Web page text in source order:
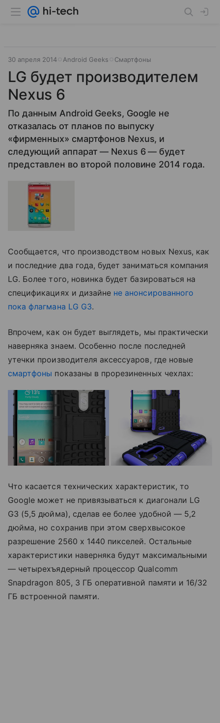
30 апреля 2014 Android Geeks Смартфоны
LG будет производителем
Nexus 6
По данным Android Geeks, Google не
отказалась от планов по выпуску
«фирменных» смартфонов Nexus, и
следующий аппарат — Nexus 6 — будет
представлен во второй половине 2014 года.
Сообщается, что производством новых Nexus, как
и последние два года, будет заниматься компания
LG. Более того, новинка будет базироваться на
спецификациях и дизайне не анонсированного
пока флагмана LG G3.
Впрочем, как он будет выглядеть, мы практически
наверняка знаем. Особенно после последней
утечки производителя аксессуаров, где новые
смартфоны показаны в прорезиненных чехлах:
Что касается технических характеристик, то
Google может не привязываться к диагонали LG
G3 (5,5 дюйма), сделав ее более удобной — 5,2
дюйма, но сохранив при этом сверхвысокое
разрешение 2560 х 1440 пикселей. Остальные
характеристики наверняка будут максимальными
— четырехъядерный процессор Qualcomm
Snapdragon 805, 3 ГБ оперативной памяти и 16/32
ГБ встроенной памяти.